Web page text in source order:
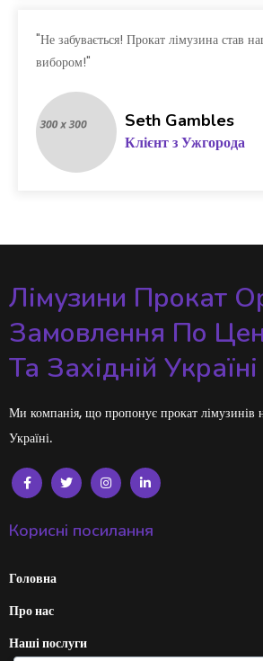
"Не забувається! Прокат лімузина став
вибором!"
Seth Gambles
Клієнт з Ужгорода
Лімузини Прокат
Замовлення По
Та Західній Україні
Ми компанія, що пропонує прокат лімузинів
Україні.
Корисні посилання
Головна
Про нас
Наші послуги